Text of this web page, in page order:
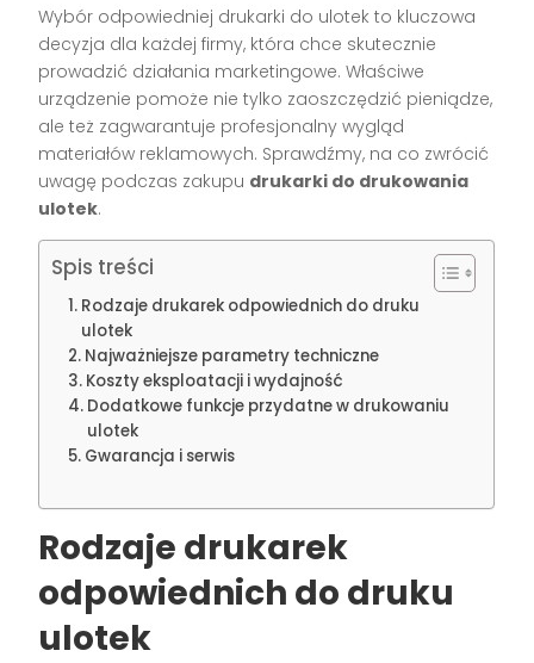
Wybór odpowiedniej drukarki do ulotek to kluczowa
decyzja dla każdej firmy, która chce skutecznie
prowadzić działania marketingowe. Właściwe
urządzenie pomoże nie tylko zaoszczędzić pieniądze,
ale też zagwarantuje profesjonalny wygląd
materiałów reklamowych. Sprawdźmy, na co zwrócić
uwagę podczas zakupu drukarki do drukowania
ulotek.
Spis treści
Rodzaje drukarek odpowiednich do druku
ulotek
Najważniejsze parametry techniczne
Koszty eksploatacji i wydajność
Dodatkowe funkcje przydatne w drukowaniu
ulotek
Gwarancja i serwis
Rodzaje drukarek
odpowiednich do druku
ulotek